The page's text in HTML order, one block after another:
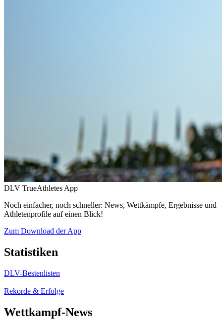
DLV TrueAthletes App
Noch einfacher, noch schneller: News, Wettkämpfe, Ergebnisse und
Athletenprofile auf einen Blick!
Zum Download der App
Statistiken
DLV-Bestenlisten
Rekorde & Erfolge
Wettkampf-News